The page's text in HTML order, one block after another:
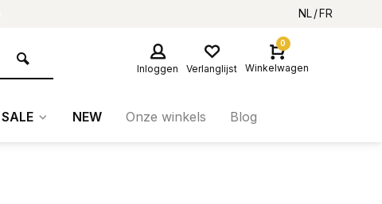
NL FR
Inloggen Verlanglijst
0
Winkelwagen
SALE NEW Onze winkels Blog